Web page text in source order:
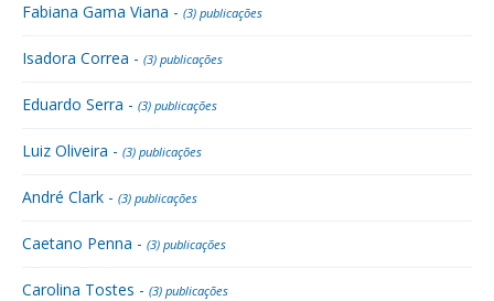
Fabiana Gama Viana - (3) publicações
Isadora Correa - (3) publicações
Eduardo Serra - (3) publicações
Luiz Oliveira - (3) publicações
André Clark - (3) publicações
Caetano Penna - (3) publicações
Carolina Tostes - (3) publicações